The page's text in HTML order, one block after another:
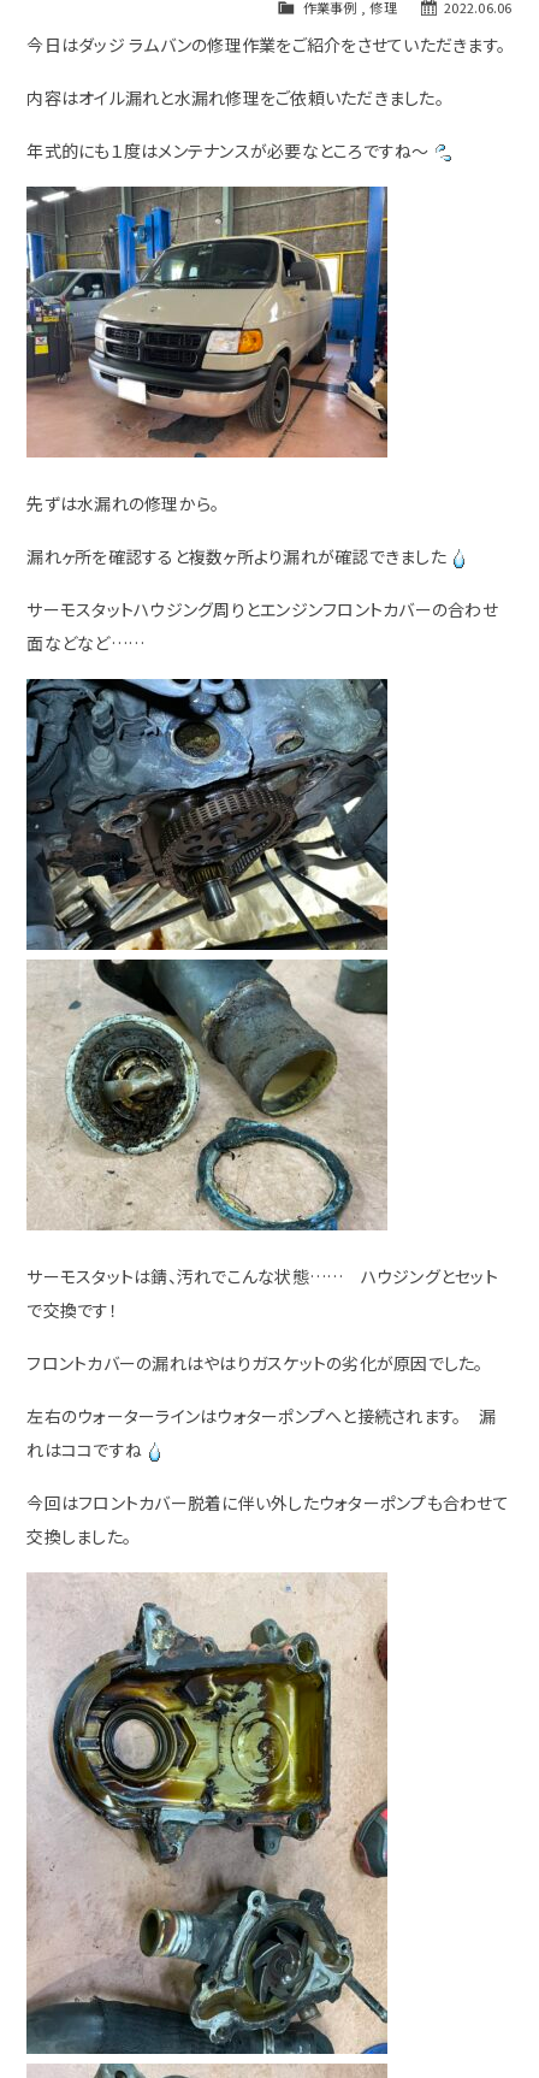
2022.06.06
作業事例 ,修理
今日はダッジ ラムバンの修理作業をご紹介をさせていただきます。
内容はオイル漏れと水漏れ修理をご依頼いただきました。
年式的にも１度はメンテナンスが必要なところですね～
先ずは水漏れの修理から。
漏れヶ所を確認すると複数ヶ所より漏れが確認できました
サーモスタットハウジング周りとエンジンフロントカバーの合わせ
面などなど……
サーモスタットは錆、汚れでこんな状態…… ハウジングとセット
で交換です！
フロントカバーの漏れはやはりガスケットの劣化が原因でした。
左右のウォーターラインはウォターポンプへと接続されます。 漏
れはココですね
今回はフロントカバー脱着に伴い外したウォターポンプも合わせて
交換しました。